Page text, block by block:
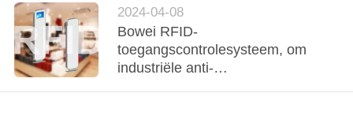
2024-04-08
Bowei RFID-
toegangscontrolesysteem, om
industriële anti-